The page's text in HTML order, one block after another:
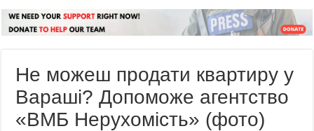
Не можеш продати квартиру у
Вараші? Допоможе агентство
«ВМБ Нерухомість» (фото)